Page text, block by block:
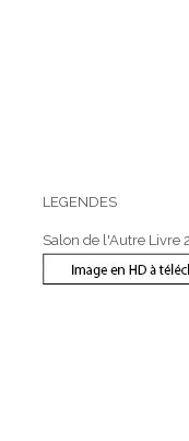
LEGENDES
Salon de l'Autre Livre